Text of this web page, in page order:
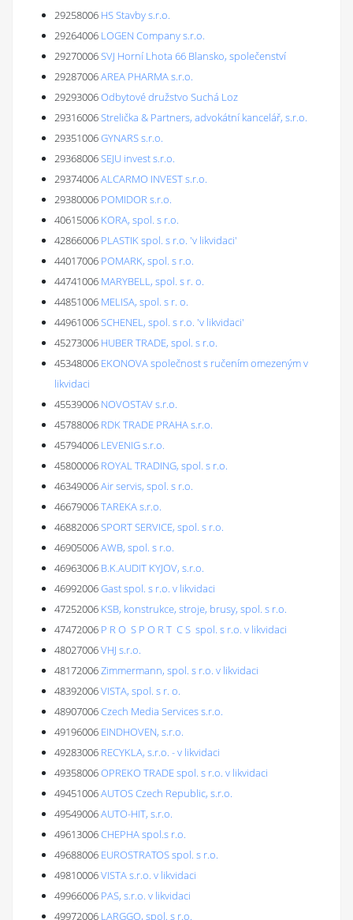
29258006 HS Stavby s.r.o.
29264006 LOGEN Company s.r.o.
29270006SVJ Horní Lhota 66 Blansko, společenství
29287006AREA PHARMA s.r.o.
29293006Odbytové družstvo Suchá Loz
29316006Strelička & Partners, advokátní kancelář, s.r.o.
29351006GYNARS s.r.o.
29368006SEJU invest s.r.o.
29374006ALCARMO INVEST s.r.o.
29380006 POMIDOR s.r.o.
40615006 KORA, spol. s r.o.
42866006 PLASTIK spol. s r.o. 'v likvidaci'
44017006 POMARK, spol. s r.o.
44741006 MARYBELL, spol. s r. o.
44851006 MELISA, spol. s r. o.
44961006SCHENEL, spol. s r.o. 'v likvidaci'
45273006 HUBER TRADE, spol. s r.o.
45348006 EKONOVA společnost s ručením omezeným v
likvidaci
45539006 NOVOSTAV s.r.o.
45788006 RDK TRADE PRAHA s.r.o.
45794006 LEVENIG s.r.o.
45800006 ROYAL TRADING, spol. s r.o.
46349006Air servis, spol. s r.o.
46679006TAREKA s.r.o.
46882006SPORT SERVICE, spol. s r.o.
46905006AWB, spol. s r.o.
46963006 B.K.AUDIT KYJOV, s.r.o.
46992006Gast spol. s r.o. v likvidaci
47252006 KSB, konstrukce, stroje, brusy, spol. s r.o.
47472006 P R O S P O R T C S spol. s r.o. v likvidaci
48027006VHJ s.r.o.
48172006Zimmermann, spol. s r.o. v likvidaci
48392006VISTA, spol. s r. o.
48907006Czech Media Services s.r.o.
49196006 EINDHOVEN, s.r.o.
49283006 RECYKLA, s.r.o. - v likvidaci
49358006OPREKO TRADE spol. s r.o. v likvidaci
49451006AUTOS Czech Republic, s.r.o.
49549006AUTO-HIT, s.r.o.
49613006CHEPHA spol.s r.o.
49688006 EUROSTRATOS spol. s r.o.
49810006VISTA s.r.o. v likvidaci
49966006 PAS, s.r.o. v likvidaci
49972006 LARGGO, spol. s r.o.